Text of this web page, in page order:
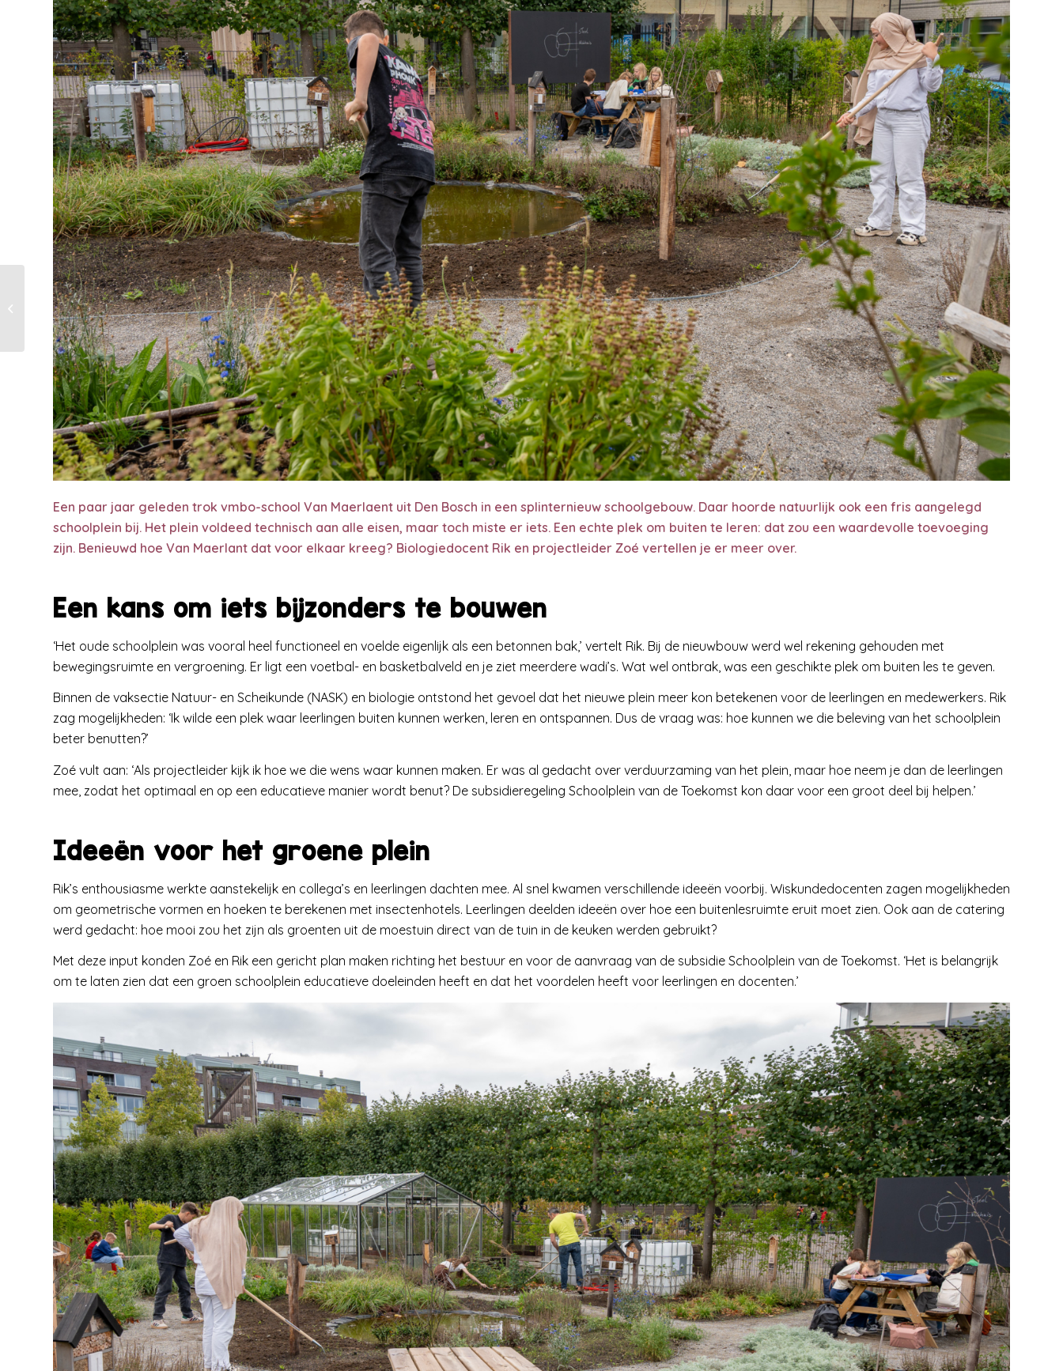
Een paar jaar geleden trok vmbo-school Van Maerlaent uit Den Bosch in een splinternieuw schoolgebouw. Daar hoorde natuurlijk ook een fris aangelegd
schoolplein bij. Het plein voldeed technisch aan alle eisen, maar toch miste er iets. Een echte plek om buiten te leren: dat zou een waardevolle toevoeging
zijn. Benieuwd hoe Van Maerlant dat voor elkaar kreeg? Biologiedocent Rik en projectleider Zoé vertellen je er meer over.
Een kans om iets bijzonders te bouwen
‘Het oude schoolplein was vooral heel functioneel en voelde eigenlijk als een betonnen bak,’ vertelt Rik. Bij de nieuwbouw werd wel rekening gehouden met
bewegingsruimte en vergroening. Er ligt een voetbal- en basketbalveld en je ziet meerdere wadi’s. Wat wel ontbrak, was een geschikte plek om buiten les te geven.
Binnen de vaksectie Natuur- en Scheikunde (NASK) en biologie ontstond het gevoel dat het nieuwe plein meer kon betekenen voor de leerlingen en medewerkers. Rik
zag mogelijkheden: ‘Ik wilde een plek waar leerlingen buiten kunnen werken, leren en ontspannen. Dus de vraag was: hoe kunnen we die beleving van het schoolplein
beter benutten?’
Zoé vult aan: ‘Als projectleider kijk ik hoe we die wens waar kunnen maken. Er was al gedacht over verduurzaming van het plein, maar hoe neem je dan de leerlingen
mee, zodat het optimaal en op een educatieve manier wordt benut? De subsidieregeling Schoolplein van de Toekomst kon daar voor een groot deel bij helpen.’
Ideeën voor het groene plein
Rik’s enthousiasme werkte aanstekelijk en collega’s en leerlingen dachten mee. Al snel kwamen verschillende ideeën voorbij. Wiskundedocenten zagen mogelijkheden
om geometrische vormen en hoeken te berekenen met insectenhotels. Leerlingen deelden ideeën over hoe een buitenlesruimte eruit moet zien. Ook aan de catering
werd gedacht: hoe mooi zou het zijn als groenten uit de moestuin direct van de tuin in de keuken werden gebruikt?
Met deze input konden Zoé en Rik een gericht plan maken richting het bestuur en voor de aanvraag van de subsidie Schoolplein van de Toekomst. ‘Het is belangrijk
om te laten zien dat een groen schoolplein educatieve doeleinden heeft en dat het voordelen heeft voor leerlingen en docenten.’
Samen aan tafel: het
Burgemeestersontbijt
– Rucphen